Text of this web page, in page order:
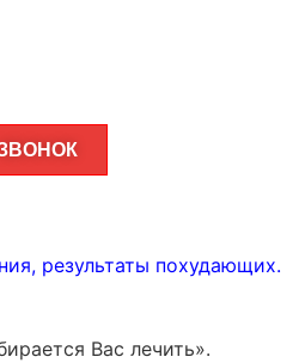
, результаты похудающих.
Вас лечить».